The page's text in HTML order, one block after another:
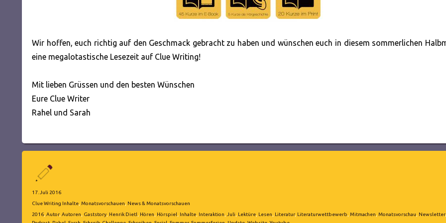
Wir hoffen, euch richtig auf den Geschmack gebracht zu haben und wünschen euch in diesem sommerlichen
eine megalotastische Lesezeit auf Clue Writing!
Mit lieben Grüssen und den besten Wünschen
Eure Clue Writer
Rahel und Sarah
Veröffentlicht
am
17. Juli 2016
Kategorien
Clue Writing Inhalte Monatsvorschauen
News & Monatsvorschauen
Schlagwörter
2016, Autor, Autoren, Gaststory, Henrik Dietl, Hören, Hörspiel, Inhalte, Interaktion, Juli, Lektüre, Lesen, Literatur, Literaturwettbewerb, Mitmachen, Monatsvorschau, Newsletter,